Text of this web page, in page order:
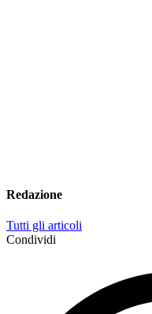
Redazione
Tutti gli articoli
Condividi